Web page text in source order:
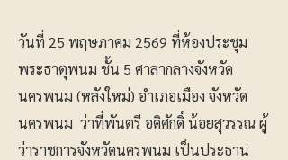
วันที่ 25 พฤษภาคม 2569 ที่ห้องประชุม
พระธาตุพนม ชั้น 5 ศาลากลางจังหวัด
นครพนม (หลังใหม่) อำเภอเมือง จังหวัด
นครพนม ว่าที่พันตรี อดิศักดิ์ น้อยสุวรรณ ผู้
ว่าราชการจังหวัดนครพนม เป็นประธาน